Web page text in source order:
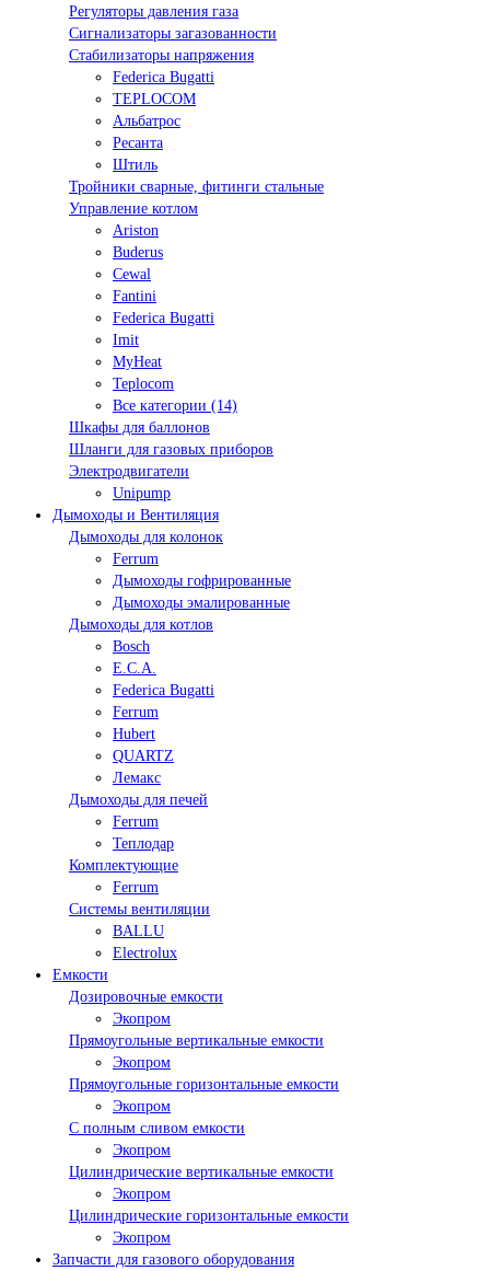
Регуляторы давления газа
Сигнализаторы загазованности
Стабилизаторы напряжения
Federica Bugatti
TEPLOCOM
Альбатрос
Ресанта
Штиль
Тройники сварные, фитинги стальные
Управление котлом
Ariston
Buderus
Cewal
Fantini
Federica Bugatti
Imit
MyHeat
Teplocom
Все категории (14)
Шкафы для баллонов
Шланги для газовых приборов
Электродвигатели
Unipump
Дымоходы и Вентиляция
Дымоходы для колонок
Ferrum
Дымоходы гофрированные
Дымоходы эмалированные
Дымоходы для котлов
Bosch
E.C.A.
Federica Bugatti
Ferrum
Hubert
QUARTZ
Лемакс
Дымоходы для печей
Ferrum
Теплодар
Комплектующие
Ferrum
Системы вентиляции
BALLU
Electrolux
Емкости
Дозировочные емкости
Экопром
Прямоугольные вертикальные емкости
Экопром
Прямоугольные горизонтальные емкости
Экопром
С полным сливом емкости
Экопром
Цилиндрические вертикальные емкости
Экопром
Цилиндрические горизонтальные емкости
Экопром
Запчасти для газового оборудования